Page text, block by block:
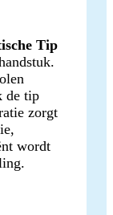
Tip
de tip
zorgt
wordt